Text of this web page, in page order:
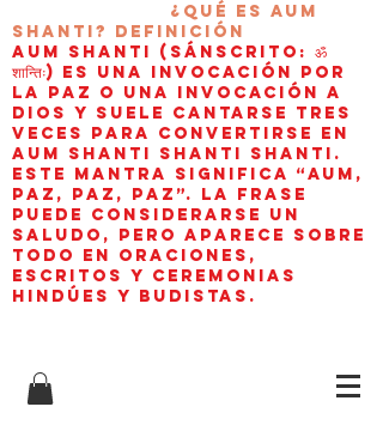
¿Qué es AUM
Shanti? Definición
AUM Shanti (sánscrito: ॐ
शान्तिः) es una invocación por
la paz o una invocación a
Dios y suele cantarse tres
veces para convertirse en
aum shanti shanti shanti.
Este mantra significa “AUM,
paz, paz, paz”. La frase
puede considerarse un
saludo, pero aparece sobre
todo en oraciones,
escritos y ceremonias
hindúes y budistas.